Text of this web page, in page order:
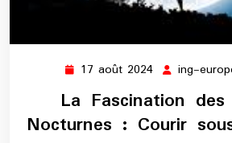
17 août 2024 17
août
2024
ing-
La Fascination des
Nocturnes : Courir